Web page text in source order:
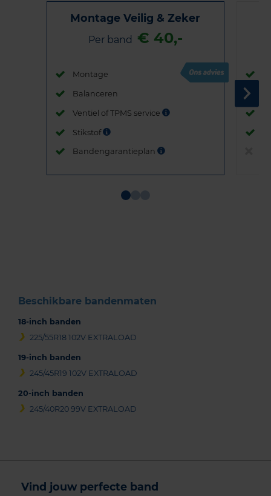
Montage Veilig & Zeker
Per band € 40,-
Montage
Balanceren
Ventiel of TPMS service
Stikstof
Bandengarantieplan
Beschikbare bandenmaten
18-inch banden
225/55R18 102V EXTRALOAD
19-inch banden
245/45R19 102V EXTRALOAD
20-inch banden
245/40R20 99V EXTRALOAD
Vind jouw perfecte band